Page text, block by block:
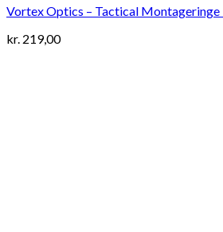
Vortex Optics – Tactical Montageringe
kr. 219,00